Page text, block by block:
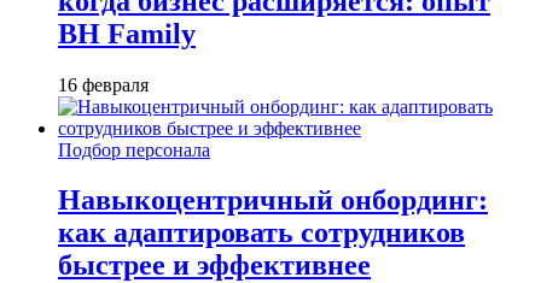
BH Family
16 февраля
Подбор персонала
Навыкоцентричный онбординг:
как адаптировать сотрудников
быстрее и эффективнее